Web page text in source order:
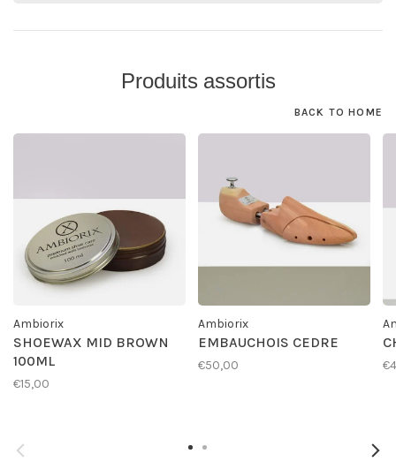
Produits assortis
BACK TO HOME
Ambiorix
SHOEWAX MID BROWN
100ML
€15,00
Ambiorix
EMBAUCHOIS CEDRE
€50,00